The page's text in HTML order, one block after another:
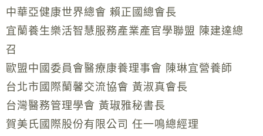
中華亞健康世界總會 賴正國總會長
宜蘭養生樂活智慧服務產業產官學聯盟 陳建達總
召
歐盟中國委員會醫療康養理事會 陳琳宜營養師
台北市國際蘭馨交流協會 黃淑真會長
台灣醫務管理學會 黃琡雅秘書長
賀美氏國際股份有限公司 任一鳴總經理